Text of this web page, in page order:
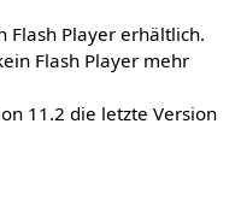
Flash Player erhältlich.
Flash Player mehr
11.2 die letzte Version